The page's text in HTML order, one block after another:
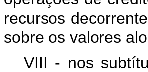
recursos
sobre os valores
VIII - nos